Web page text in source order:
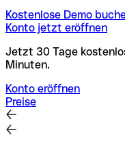
Kostenlose Demo
Konto jetzt eröffnen
Jetzt 30 Tage
Minuten.
Konto eröffnen
Preise